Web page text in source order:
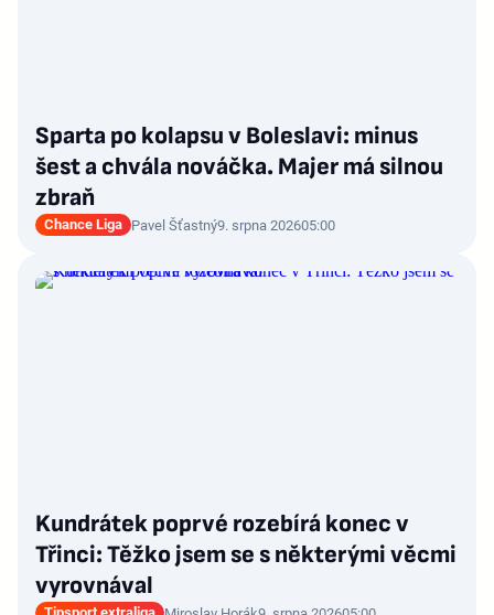
Sparta po kolapsu v Boleslavi: minus
šest a chvála nováčka. Majer má silnou
zbraň
Chance Liga Pavel Šťastný9. srpna 202605:00
Kundrátek poprvé rozebírá konec v
Třinci: Těžko jsem se s některými věcmi
vyrovnával